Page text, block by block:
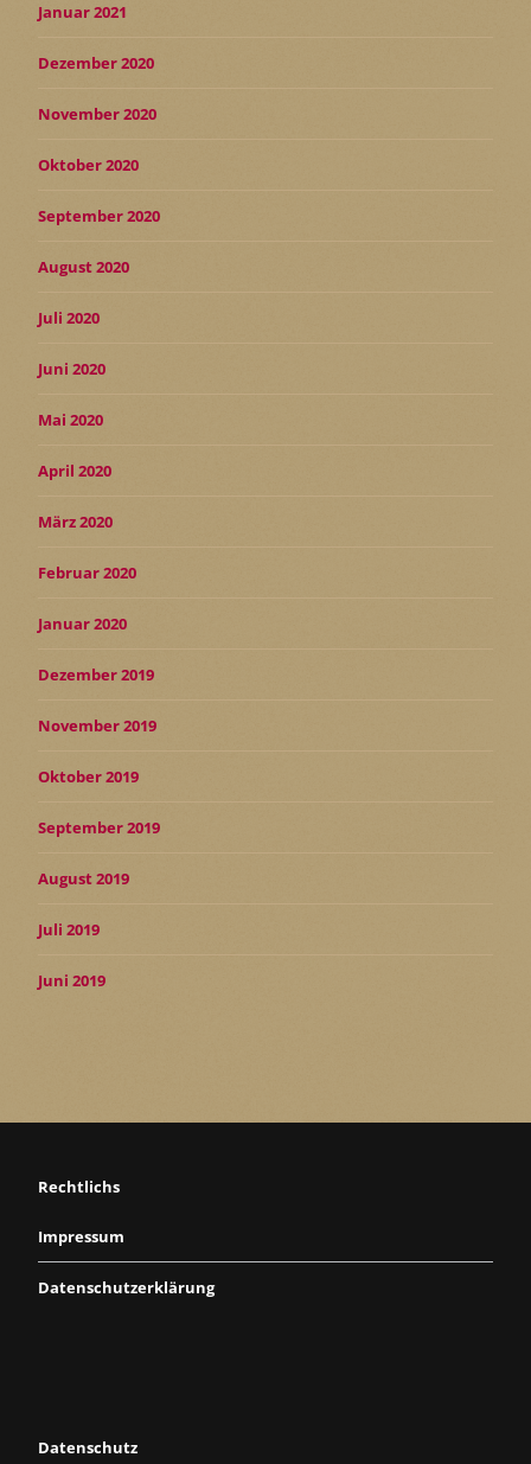
Januar 2021
Dezember 2020
November 2020
Oktober 2020
September 2020
August 2020
Juli 2020
Juni 2020
Mai 2020
April 2020
März 2020
Februar 2020
Januar 2020
Dezember 2019
November 2019
Oktober 2019
September 2019
August 2019
Juli 2019
Juni 2019
Rechtlichs
Impressum
Datenschutzerklärung
Datenschutz